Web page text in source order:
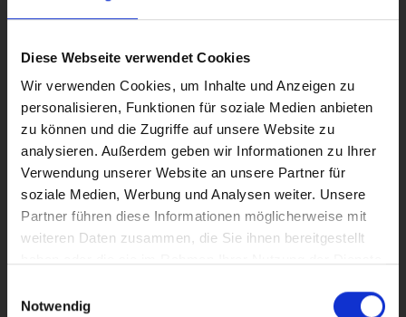
Diese Webseite verwendet Cookies
Wir verwenden Cookies, um Inhalte und Anzeigen zu
personalisieren, Funktionen für soziale Medien anbieten
zu können und die Zugriffe auf unsere Website zu
analysieren. Außerdem geben wir Informationen zu Ihrer
Verwendung unserer Website an unsere Partner für
soziale Medien, Werbung und Analysen weiter. Unsere
Partner führen diese Informationen möglicherweise mit
weiteren Daten zusammen, die Sie ihnen bereitgestellt
Notwendig